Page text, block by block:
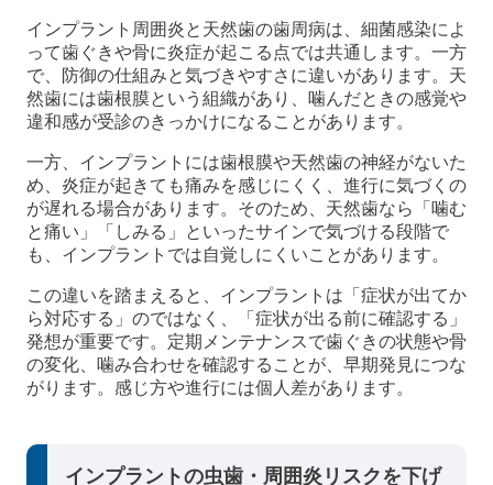
インプラント周囲炎と天然歯の歯周病は、細菌感染によ
って歯ぐきや骨に炎症が起こる点では共通します。一方
で、防御の仕組みと気づきやすさに違いがあります。天
然歯には歯根膜という組織があり、噛んだときの感覚や
違和感が受診のきっかけになることがあります。
一方、インプラントには歯根膜や天然歯の神経がないた
め、炎症が起きても痛みを感じにくく、進行に気づくの
が遅れる場合があります。そのため、天然歯なら「噛む
と痛い」「しみる」といったサインで気づける段階で
も、インプラントでは自覚しにくいことがあります。
この違いを踏まえると、インプラントは「症状が出てか
ら対応する」のではなく、「症状が出る前に確認する」
発想が重要です。定期メンテナンスで歯ぐきの状態や骨
の変化、噛み合わせを確認することが、早期発見につな
がります。感じ方や進行には個人差があります。
インプラントの虫歯・周囲炎リスクを下げ